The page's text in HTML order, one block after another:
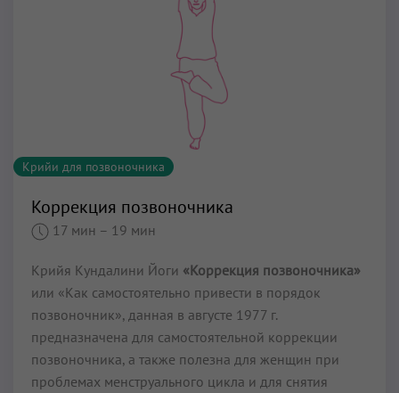
Крийи для позвоночника
Коррекция позвоночника
17 мин – 19 мин
Крийя Кундалини Йоги «Коррекция позвоночника»
или «Как самостоятельно привести в порядок
позвоночник», данная в августе 1977 г.
предназначена для самостоятельной коррекции
позвоночника, а также полезна для женщин при
проблемах менструального цикла и для снятия